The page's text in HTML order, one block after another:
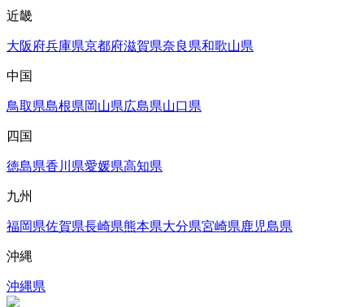
近畿
大阪府兵庫県京都府滋賀県奈良県和歌山県
中国
鳥取県島根県岡山県広島県山口県
四国
徳島県香川県愛媛県高知県
九州
福岡県佐賀県長崎県熊本県大分県宮崎県鹿児島県
沖縄
沖縄県